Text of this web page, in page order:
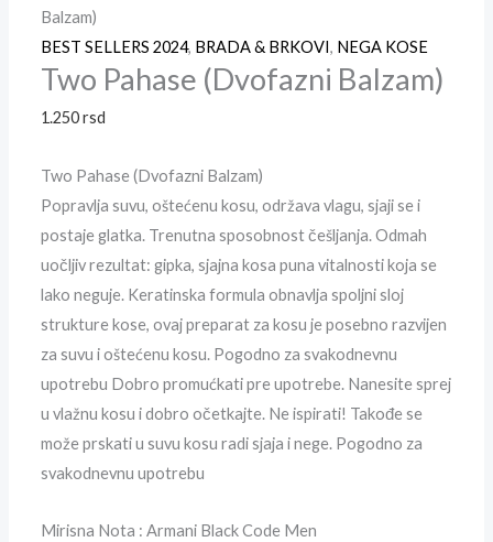
Balzam)
BEST SELLERS 2024, BRADA & BRKOVI, NEGA KOSE
Two Pahase (Dvofazni Balzam)
1.250rsd
Two Pahase (Dvofazni Balzam)
Popravlja suvu, oštećenu kosu, održava vlagu, sjaji se i
postaje glatka. Trenutna sposobnost češljanja. Odmah
uočljiv rezultat: gipka, sjajna kosa puna vitalnosti koja se
lako neguje. Keratinska formula obnavlja spoljni sloj
strukture kose, ovaj preparat za kosu je posebno razvijen
za suvu i oštećenu kosu. Pogodno za svakodnevnu
upotrebu Dobro promućkati pre upotrebe. Nanesite sprej
u vlažnu kosu i dobro očetkajte. Ne ispirati! Takođe se
može prskati u suvu kosu radi sjaja i nege. Pogodno za
svakodnevnu upotrebu
Mirisna Nota : Armani Black Code Men